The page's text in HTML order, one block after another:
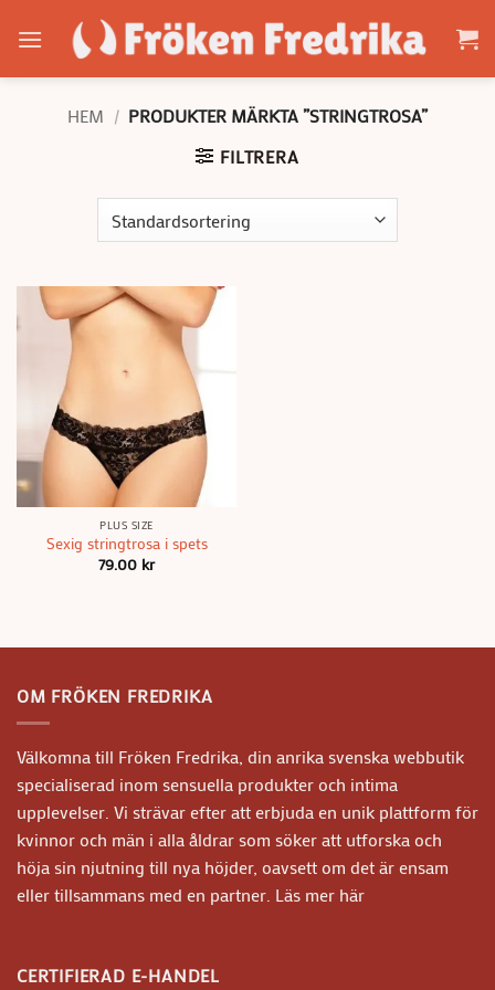
HEM / PRODUKTER MÄRKTA ”STRINGTROSA”
FILTRERA
PLUS SIZE
Sexig stringtrosa i spets
79.00 kr
OM FRÖKEN FREDRIKA
Välkomna till Fröken Fredrika, din anrika svenska webbutik
specialiserad inom sensuella produkter och intima
upplevelser. Vi strävar efter att erbjuda en unik plattform för
kvinnor och män i alla åldrar som söker att utforska och
höja sin njutning till nya höjder, oavsett om det är ensam
eller tillsammans med en partner. Läs mer här
CERTIFIERAD E-HANDEL